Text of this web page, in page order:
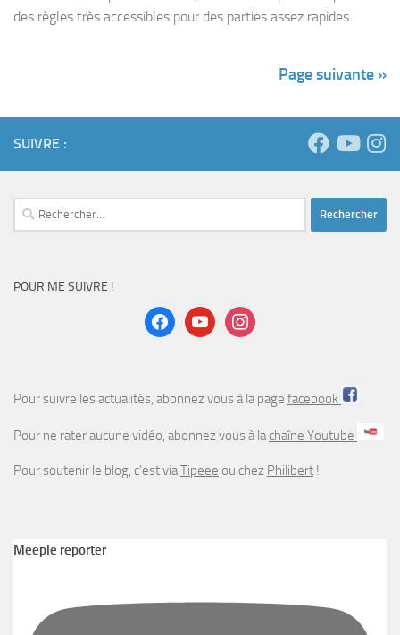
des règles très accessibles pour des parties assez rapides.
Page suivante »
SUIVRE :
Rechercher :
POUR ME SUIVRE !
facebookyoutubeinstagram
Pour suivre les actualités, abonnez vous à la page facebook
Pour ne rater aucune vidéo, abonnez vous à lachaîne Youtube
Pour soutenir le blog, c’est viaTipeee ou chez Philibert !
Meeple reporter